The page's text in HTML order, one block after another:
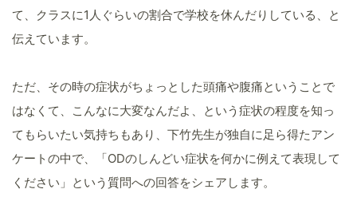
て、クラスに1人ぐらいの割合で学校を休んだりしている、と
伝えています。
ただ、その時の症状がちょっとした頭痛や腹痛ということで
はなくて、こんなに大変なんだよ、という症状の程度を知っ
てもらいたい気持ちもあり、下竹先生が独自に足ら得たアン
ケートの中で、「ODのしんどい症状を何かに例えて表現して
ください」という質問への回答をシェアします。